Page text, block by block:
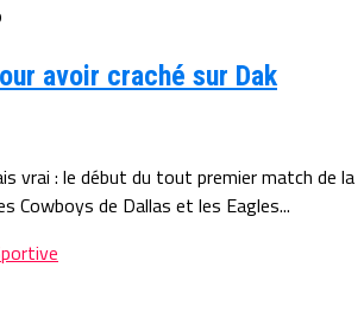
avoir craché sur Dak
vrai : le début du tout premier match de la
Cowboys de Dallas et les Eagles...